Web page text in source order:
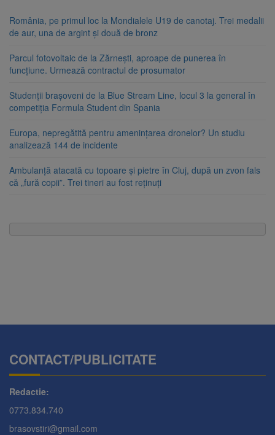
România, pe primul loc la Mondialele U19 de canotaj. Trei medalii
de aur, una de argint și două de bronz
Parcul fotovoltaic de la Zărnești, aproape de punerea în
funcțiune. Urmează contractul de prosumator
Studenții brașoveni de la Blue Stream Line, locul 3 la general în
competiția Formula Student din Spania
Europa, nepregătită pentru amenințarea dronelor? Un studiu
analizează 144 de incidente
Ambulanță atacată cu topoare și pietre în Cluj, după un zvon fals
că „fură copii”. Trei tineri au fost reținuți
CONTACT/PUBLICITATE
Redactie:
0773.834.740
brasovstiri@gmail.com